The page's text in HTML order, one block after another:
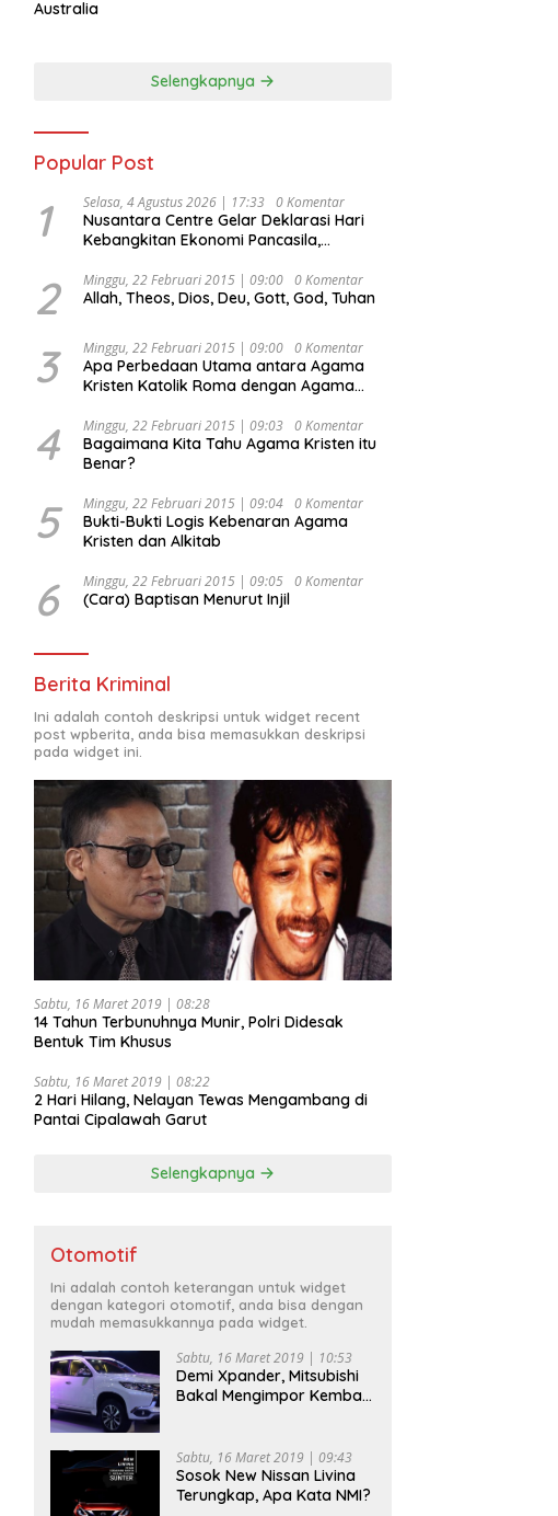
Australia
Selengkapnya
Popular Post
1 Selasa, 4 Agustus 2026 | 17:33 0 Komentar
Nusantara Centre Gelar Deklarasi Hari
Kebangkitan Ekonomi Pancasila,
Djojohadikusumo Anti Penjajahan
(Pergolakan Ekonomi Politik Indonesia) &
Undang Perekonomian Nasional dan
Kesejahteraan Sosial dalam Menata
Bangsa Menuju Indonesia Emas 2045”,
2 Minggu, 22 Februari 2015 | 09:00 0 Komentar
Allah, Theos, Dios, Deu, Gott, God, Tuhan
3 Minggu, 22 Februari 2015 | 09:00 0 Komentar
Apa Perbedaan Utama antara Agama
Kristen Katolik Roma dengan Agama
4 Minggu, 22 Februari 2015 | 09:03 0 Komentar
Bagaimana Kita Tahu Agama Kristen itu
Benar?
5 Minggu, 22 Februari 2015 | 09:04 0 Komentar
Bukti-Bukti Logis Kebenaran Agama
Kristen dan Alkitab
6 Minggu, 22 Februari 2015 | 09:05 0 Komentar
(Cara) Baptisan Menurut Injil
Berita Kriminal
Ini adalah contoh deskripsi untuk widget recent
post wpberita, anda bisa memasukkan deskripsi
pada widget ini.
Sabtu, 16 Maret 2019 | 08:28
14 Tahun Terbunuhnya Munir, Polri Didesak
Bentuk Tim Khusus
Sabtu, 16 Maret 2019 | 08:22
2 Hari Hilang, Nelayan Tewas Mengambang di
Pantai Cipalawah Garut
Selengkapnya
Otomotif
Ini adalah contoh keterangan untuk widget
dengan kategori otomotif, anda bisa dengan
mudah memasukkannya pada widget.
Sabtu, 16 Maret 2019 | 10:53
Demi Xpander, Mitsubishi
Bakal Mengimpor Kembali
Sabtu, 16 Maret 2019 | 09:43
Sosok New Nissan Livina
Terungkap, Apa Kata NMI?